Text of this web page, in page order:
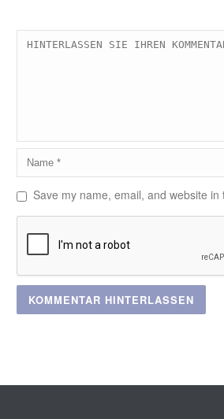
Save my name, email, and website